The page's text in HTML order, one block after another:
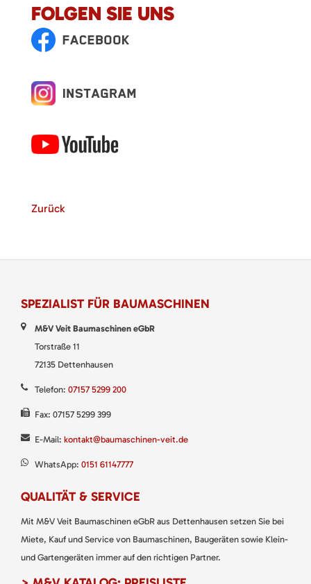
FOLGEN SIE UNS
Zurück
SPEZIALIST FÜR BAUMASCHINEN
M&V Veit Baumaschinen eGbR
Torstraße 11
72135 Dettenhausen
Telefon: 07157 5299 200
Fax: 07157 5299 399
E-Mail: kontakt@baumaschinen-veit.de
WhatsApp: 0151 61147777
QUALITÄT & SERVICE
Mit M&V Veit Baumaschinen eGbR aus Dettenhausen setzen Sie bei
Miete, Kauf und Service von Baumaschinen, Baugeräten sowie Klein-
und Gartengeräten immer auf den richtigen Partner.